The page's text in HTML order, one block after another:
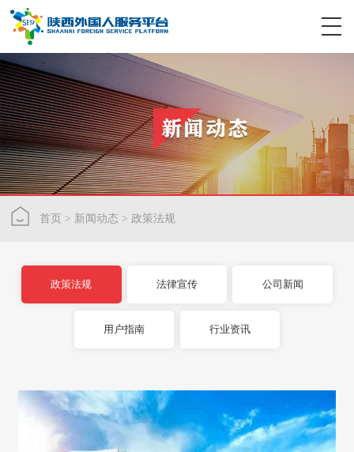
首页 > 新闻动态 >政策法规
政策法规 法律宣传 公司新闻
用户指南 行业资讯